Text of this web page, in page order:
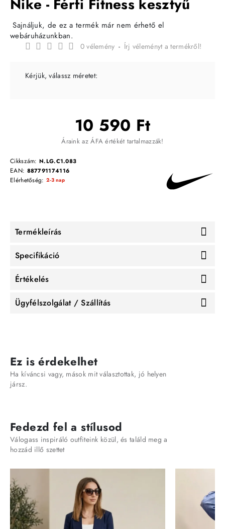
Nike - Férfi Fitness kesztyű
Sajnáljuk, de ez a termék már nem érhető el
webáruházunkban.
0 vélemény - Írj véleményt a termékről!
10 590 Ft
Áraink az ÁFA értékét tartalmazzák!
Cikkszám: N.LG.C1.083
EAN: 887791174116
Elérhetőség: 2-3 nap
Kérjük, válassz méretet:
Termékleírás
Specifikáció
Értékelés
Ügyfélszolgálat / Szállítás
Ez is érdekelhet
Ha kíváncsi vagy, mások mit választottak, jó helyen
jársz.
Fedezd fel a stílusod
Válogass inspiráló outfiteink közül, és találd meg a
hozzád illő szettet